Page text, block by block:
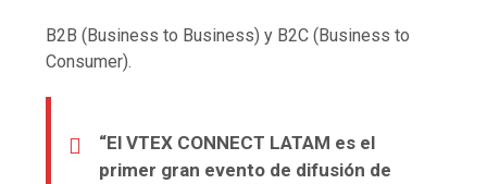
B2B (Business to Business) y B2C (Business to
Consumer).
“El VTEX CONNECT LATAM es el
primer gran evento de difusión de